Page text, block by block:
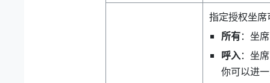
指定授权坐
所有：坐
呼入：坐
你可以进